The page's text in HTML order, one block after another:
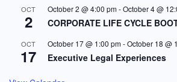
OCT
2
October 2 @ 4:00 pm-October 4 @
CORPORATE LIFE CYCLE
OCT
17
October 17 @ 1:00 pm-October 18 @
Executive Legal Experiences